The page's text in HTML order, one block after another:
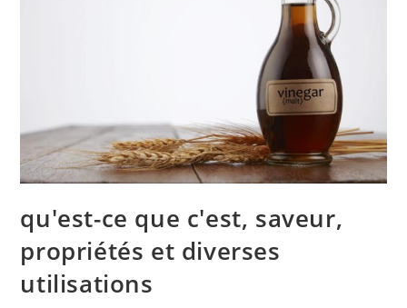
qu'est-ce que c'est, saveur,
propriétés et diverses
utilisations